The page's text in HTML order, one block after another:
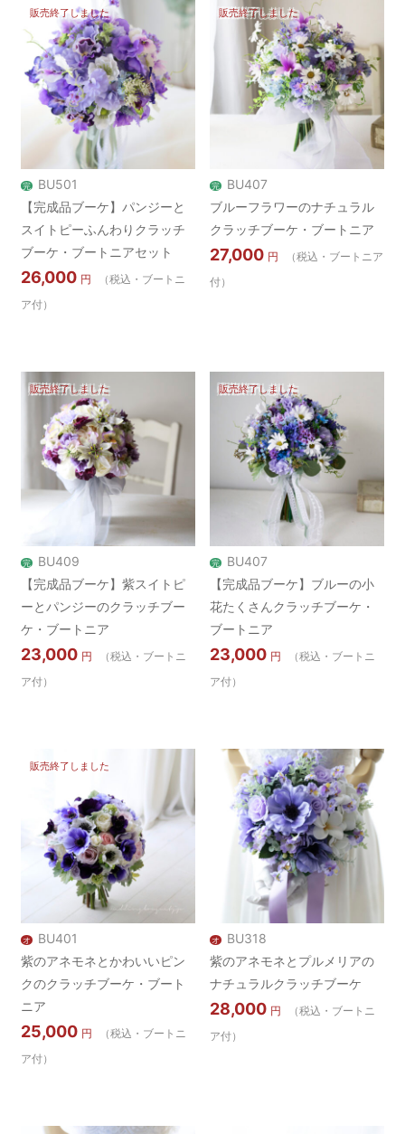
販売終了しました
完
BU501
【完成品ブーケ】パンジーと
スイトピーふんわりクラッチ
ブーケ・ブートニアセット
26,000 円
（税込・ブートニ
ア付）
販売終了しました
完
BU407
ブルーフラワーのナチュラル
クラッチブーケ・ブートニア
27,000 円
（税込・ブートニア
付）
販売終了しました
完
BU409
【完成品ブーケ】紫スイトピ
ーとパンジーのクラッチブー
ケ・ブートニア
23,000 円
（税込・ブートニ
ア付）
販売終了しました
完
BU407
【完成品ブーケ】ブルーの小
花たくさんクラッチブーケ・
ブートニア
23,000 円
（税込・ブートニ
ア付）
販売終了しました
オ
BU401
紫のアネモネとかわいいピン
クのクラッチブーケ・ブート
ニア
25,000 円
（税込・ブートニ
ア付）
オ
BU318
紫のアネモネとプルメリアの
ナチュラルクラッチブーケ
28,000 円
（税込・ブートニ
ア付）